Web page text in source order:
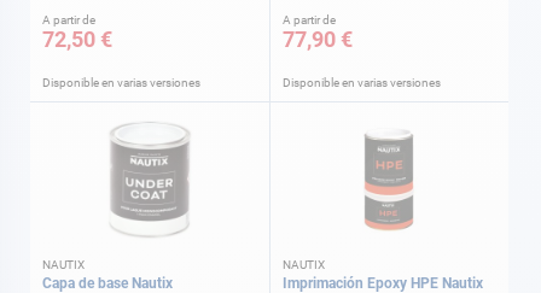
A partir de
72,50 €
Disponible en varias versiones
A partir de
77,90 €
Disponible en varias versiones
NAUTIX
Capa de base Nautix
NAUTIX
Imprimación Epoxy HPE Nautix